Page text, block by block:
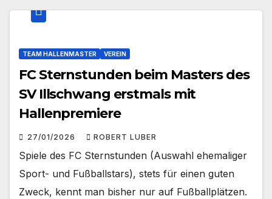
TEAM HALLENMASTER VEREIN
FC Sternstunden beim Masters des
SV Illschwang erstmals mit
Hallenpremiere
27/01/2026 ROBERT LUBER
Spiele des FC Sternstunden (Auswahl ehemaliger
Sport- und Fußballstars), stets für einen guten
Zweck, kennt man bisher nur auf Fußballplätzen.